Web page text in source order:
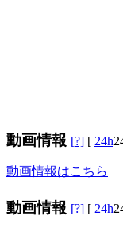
動画情報 [?] [ 24h
動画情報はこちら
動画情報 [?] [ 24h